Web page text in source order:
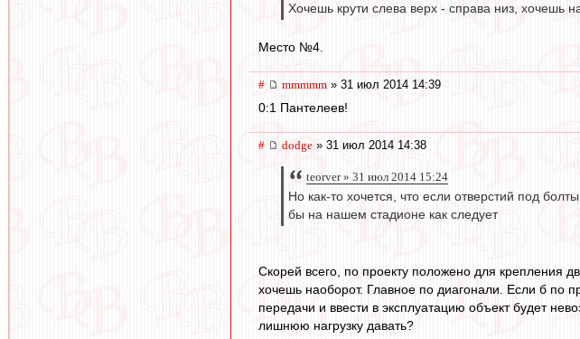
Хочешь крути слева верх - справа низ, хочешь
Место №4.
# mmmmm » 31 июл 2014 14:39
0:1 Пантелеев!
# dodge » 31 июл 2014 14:38
teorver » 31 июл 2014 15:24
Но как-то хочется, что если отверстий под
бы на нашем стадионе как следует
Скорей всего, по проекту положено для крепления
хочешь наоборот. Главное по диагонали. Если б по
передачи и ввести в эксплуатацию объект будет
лишнюю нагрузку давать?